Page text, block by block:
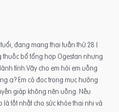
đang mang thai tuần thứ 28 (
bổ tổng hợp Ogestan nhưng
tính.Vậy cho em hỏi em uống
ạ? Em có đọc trong mục hướng
giáp không nên uống. Nếu
tốt nhất cho sức khỏe thai nhi và